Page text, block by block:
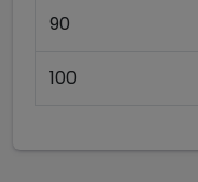
90
100